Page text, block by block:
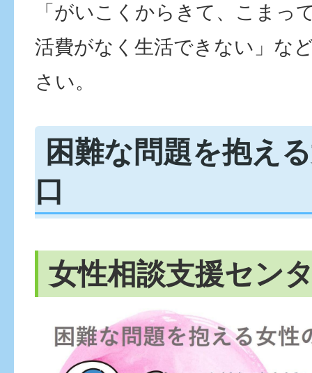
「がいこくからきて、こまっ
活費がなく生活できない」な
さい。
困難な問題を抱え
口
女性相談支援セン